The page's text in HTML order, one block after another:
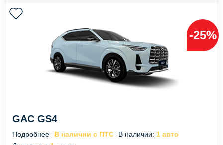
-25%
GAC GS4
Подробнее В наличии с ПТС В наличии: 1 авто